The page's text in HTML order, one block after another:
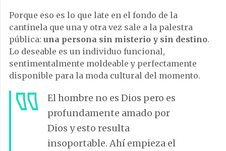
Porque eso es lo que late en el fondo de la
cantinela que una y otra vez sale a la palestra
pública: una persona sin misterio y sin destino.
Lo deseable es un individuo funcional,
sentimentalmente moldeable y perfectamente
disponible para la moda cultural del momento.
El hombre no es Dios pero es
profundamente amado por
Dios y esto resulta
insoportable. Ahí empieza el